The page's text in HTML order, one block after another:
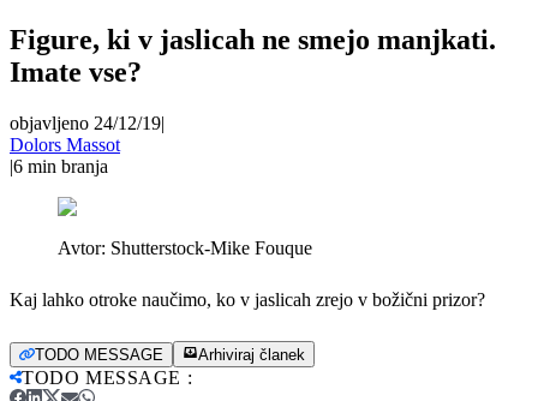
Figure, ki v jaslicah ne smejo manjkati.
Imate vse?
objavljeno 24/12/19|
Dolors Massot
|6 min branja
Avtor: Shutterstock-Mike Fouque
Kaj lahko otroke naučimo, ko v jaslicah zrejo v božični prizor?
TODO MESSAGE Arhiviraj članek
TODO MESSAGE :